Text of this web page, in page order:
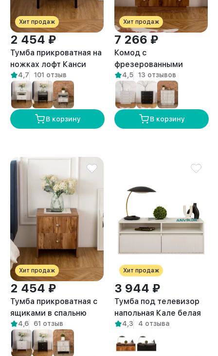
Хит продаж
2 454 ₽
Тумба прикроватная на
ножках лофт Канси
амаретто
4,7 101 отзыв
В корзину
Хит продаж
7 266 ₽
Комод с
фрезерованными
фасадами с
выдвижными ящиками
Лиму амаретто
4,5 13 отзывов
В корзину
Хит продаж
2 454 ₽
Тумба прикроватная с
ящиками в спальню
Токко амаретто
4,6 61 отзыв
Хит продаж
3 944 ₽
Тумба под телевизор
напольная Кале белая
4,3 4 отзыва